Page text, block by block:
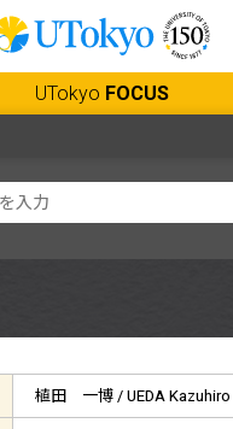
UTokyo FOCUS
植田 一博 / UEDA Kazuhiro